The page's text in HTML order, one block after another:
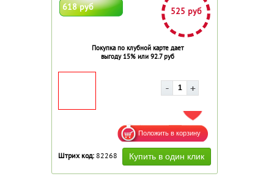
618 руб 525 руб
Покупка по клубной карте дает
выгоду 15% или 92.7 руб
ДОБАВИТЬ В ИЗБРАННОЕ
Штрих код: 82268